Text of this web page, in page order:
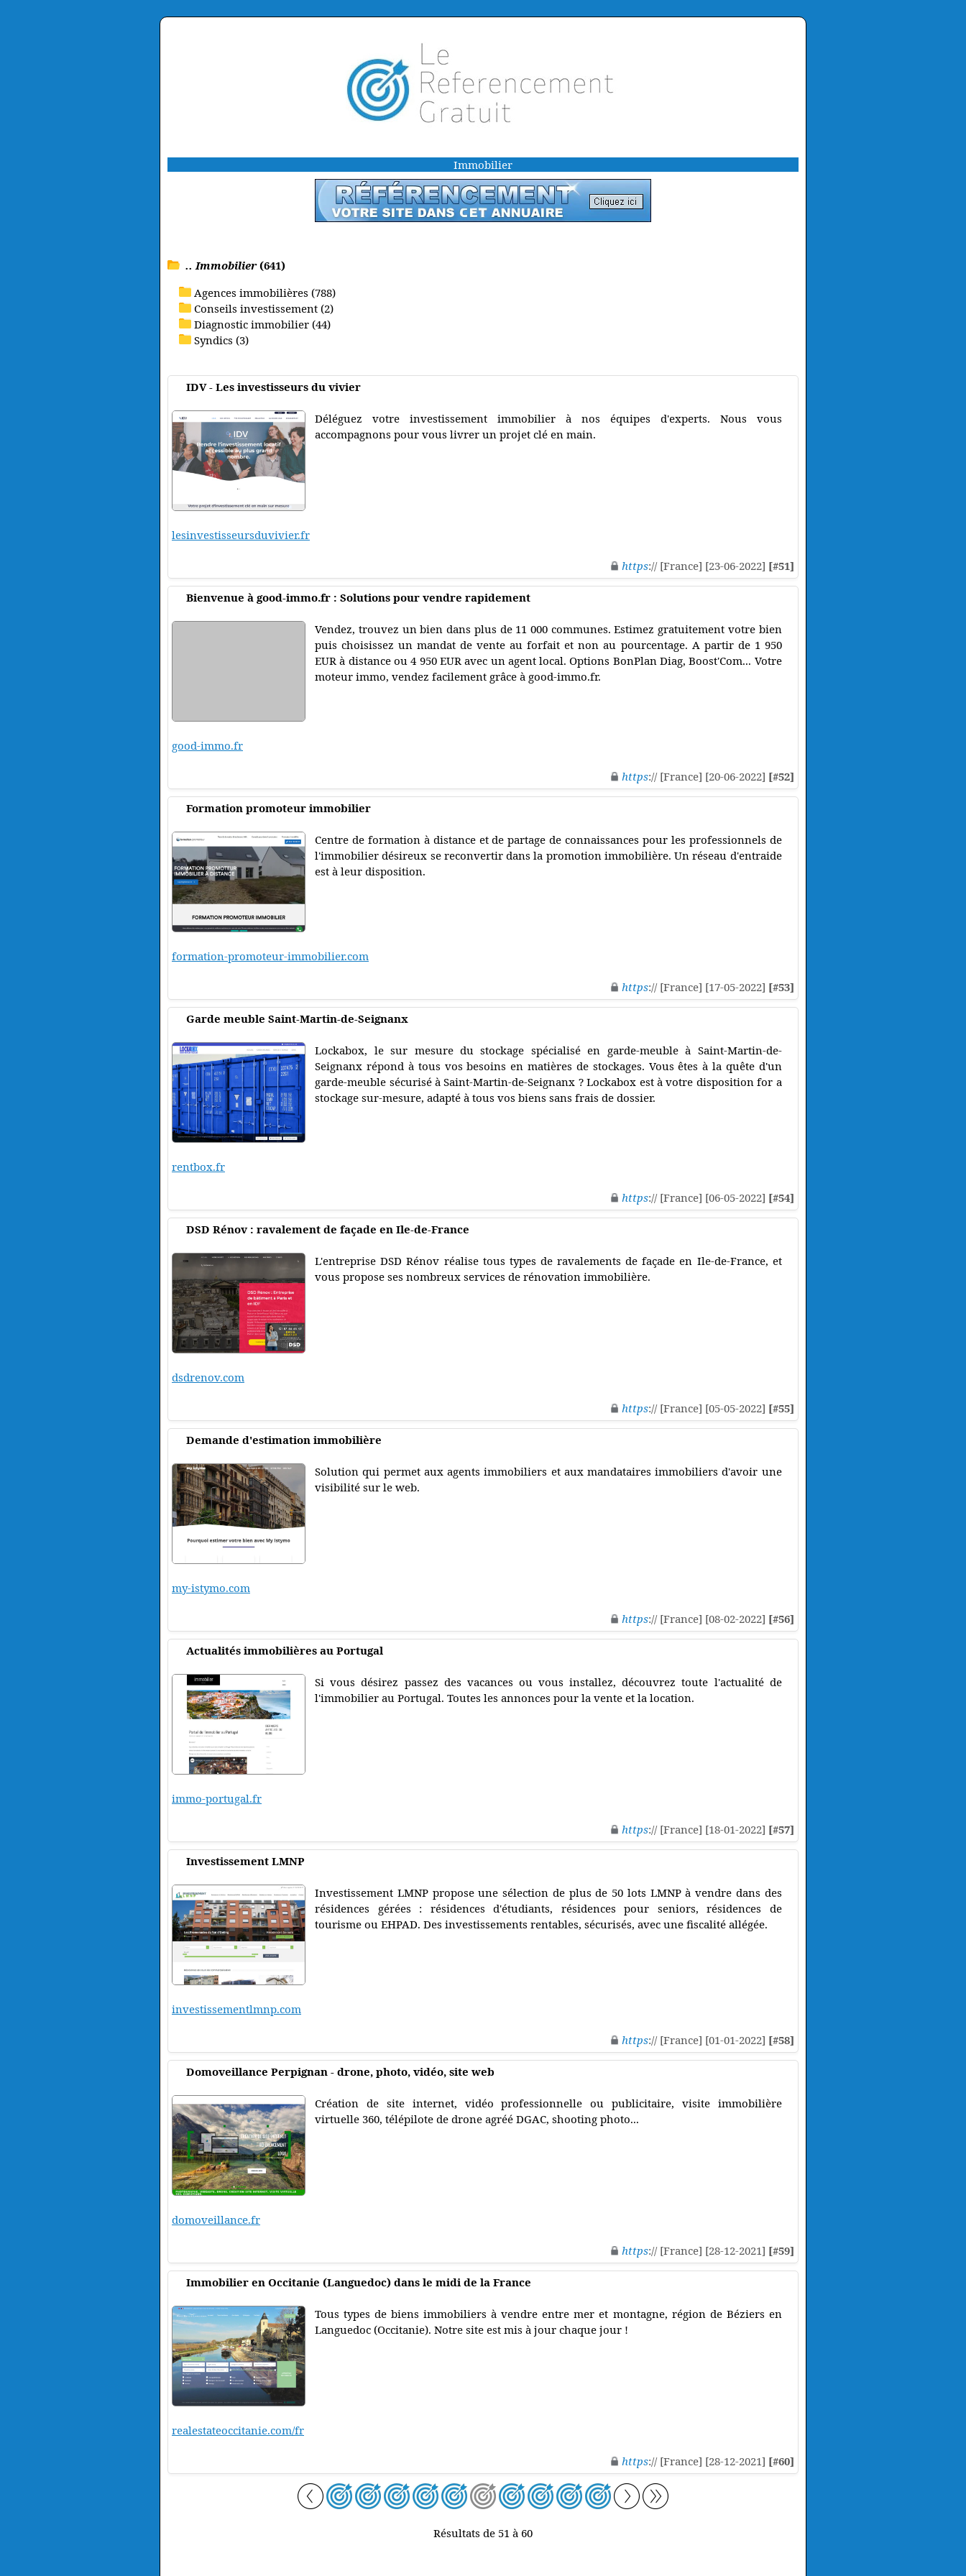
Immobilier
.. Immobilier(641)
Agences immobilières (788)
Conseils investissement (2)
Diagnostic immobilier (44)
Syndics (3)
IDV - Les investisseurs du vivier
Déléguez votre investissement immobilier à nos équipes d'experts. Nous vous
accompagnons pour vous livrer un projet clé en main.
lesinvestisseursduvivier.fr
https:// [France] [23-06-2022] [#51]
Bienvenue à good-immo.fr : Solutions pour vendre rapidement
Vendez, trouvez un bien dans plus de 11 000 communes. Estimez gratuitement votre bien
puis choisissez un mandat de vente au forfait et non au pourcentage. A partir de 1 950
EUR à distance ou 4 950 EUR avec un agent local. Options BonPlan Diag, Boost'Com... Votre
moteur immo, vendez facilement grâce à good-immo.fr.
good-immo.fr
https:// [France] [20-06-2022] [#52]
Formation promoteur immobilier
Centre de formation à distance et de partage de connaissances pour les professionnels de
l'immobilier désireux se reconvertir dans la promotion immobilière. Un réseau d'entraide
est à leur disposition.
formation-promoteur-immobilier.com
https:// [France] [17-05-2022] [#53]
Garde meuble Saint-Martin-de-Seignanx
Lockabox, le sur mesure du stockage spécialisé en garde-meuble à Saint-Martin-de-
Seignanx répond à tous vos besoins en matières de stockages. Vous êtes à la quête d'un
garde-meuble sécurisé à Saint-Martin-de-Seignanx ? Lockabox est à votre disposition for a
stockage sur-mesure, adapté à tous vos biens sans frais de dossier.
rentbox.fr
https:// [France] [06-05-2022] [#54]
DSD Rénov : ravalement de façade en Ile-de-France
L'entreprise DSD Rénov réalise tous types de ravalements de façade en Ile-de-France, et
vous propose ses nombreux services de rénovation immobilière.
dsdrenov.com
https:// [France] [05-05-2022] [#55]
Demande d'estimation immobilière
Solution qui permet aux agents immobiliers et aux mandataires immobiliers d'avoir une
visibilité sur le web.
my-istymo.com
https:// [France] [08-02-2022] [#56]
Actualités immobilières au Portugal
Si vous désirez passez des vacances ou vous installez, découvrez toute l'actualité de
l'immobilier au Portugal. Toutes les annonces pour la vente et la location.
immo-portugal.fr
https:// [France] [18-01-2022] [#57]
Investissement LMNP
Investissement LMNP propose une sélection de plus de 50 lots LMNP à vendre dans des
résidences gérées : résidences d'étudiants, résidences pour seniors, résidences de
tourisme ou EHPAD. Des investissements rentables, sécurisés, avec une fiscalité allégée.
investissementlmnp.com
https:// [France] [01-01-2022] [#58]
Domoveillance Perpignan - drone, photo, vidéo, site web
Création de site internet, vidéo professionnelle ou publicitaire, visite immobilière
virtuelle 360, télépilote de drone agréé DGAC, shooting photo...
domoveillance.fr
https:// [France] [28-12-2021] [#59]
Immobilier en Occitanie (Languedoc) dans le midi de la France
Tous types de biens immobiliers à vendre entre mer et montagne, région de Béziers en
Languedoc (Occitanie). Notre site est mis à jour chaque jour !
realestateoccitanie.com/fr
https:// [France] [28-12-2021] [#60]
Résultats de 51 à 60